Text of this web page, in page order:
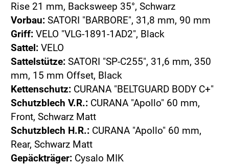
Rise 21 mm, Backsweep 35°, Schwarz
Vorbau: SATORI "BARBORE", 31,8 mm, 90 mm
Griff: VELO "VLG-1891-1AD2", Black
Sattel: VELO
Sattelstütze: SATORI "SP-C255", 31,6 mm, 350
mm, 15 mm Offset, Black
Kettenschutz: CURANA "BELTGUARD BODY C+"
Schutzblech V.R.: CURANA "Apollo" 60 mm,
Front, Schwarz Matt
Schutzblech H.R.: CURANA "Apollo" 60 mm,
Rear, Schwarz Matt
Gepäckträger: Cysalo MIK